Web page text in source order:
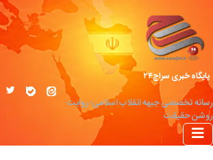
پایگاه خبری سراج۲۴
رسانه تخصصی جبهه انقلاب اسلامی؛ روایت
روشن حقیقت